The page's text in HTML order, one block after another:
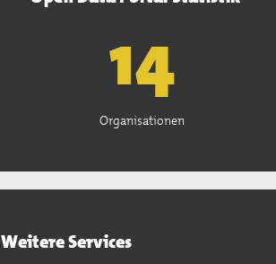
15
Organisationen
Weitere Services